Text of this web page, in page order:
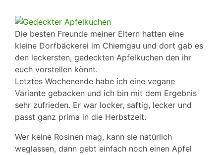
Die besten Freunde meiner Eltern hatten eine
kleine Dorfbäckerei im Chiemgau und dort gab es
den leckersten, gedeckten Apfelkuchen den ihr
euch vorstellen könnt.
Letztes Wochenende habe ich eine vegane
Variante gebacken und ich bin mit dem Ergebnis
sehr zufrieden. Er war locker, saftig, lecker und
passt ganz prima in die Herbstzeit.
Wer keine Rosinen mag, kann sie natürlich
weglassen, dann gebt einfach noch einen Apfel